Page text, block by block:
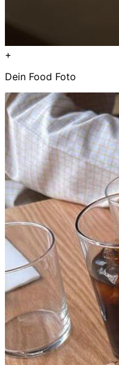
+
Dein Food Foto